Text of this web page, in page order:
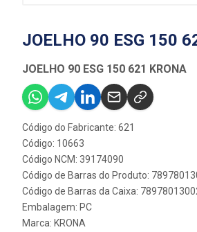
JOELHO 90 ESG 150
JOELHO 90 ESG 150 621 KRONA
Código do Fabricante: 621
Código: 10663
Código NCM: 39174090
Código de Barras do Produto:
Código de Barras da Caixa:
Embalagem: PC
Marca: KRONA